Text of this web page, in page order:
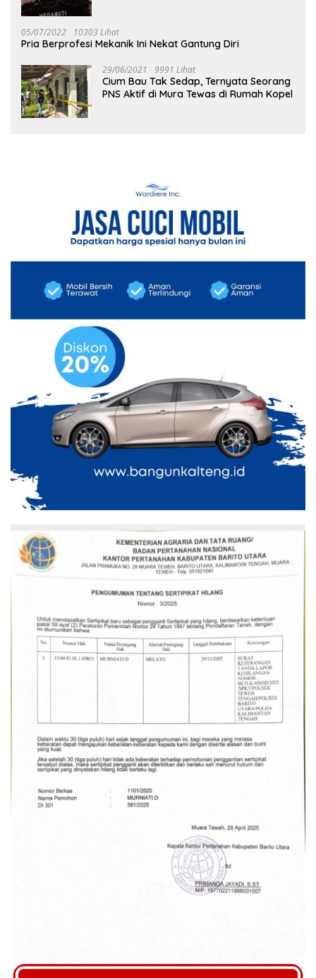
05/07/2022 10303 Lihat
Pria Berprofesi Mekanik Ini Nekat Gantung Diri
29/06/2021 9991 Lihat
Cium Bau Tak Sedap, Ternyata Seorang
PNS Aktif di Mura Tewas di Rumah Kopel